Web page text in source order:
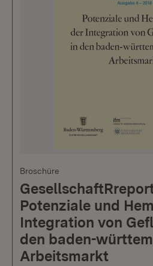
Broschüre
Potenziale und
Integration von
den baden-
Arbeitsmarkt